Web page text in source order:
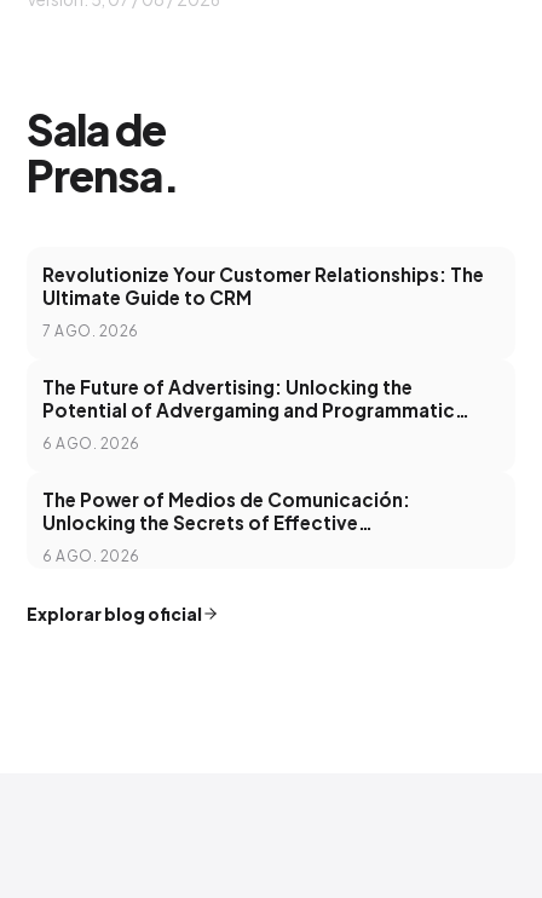
Sala de
Prensa.
Revolutionize Your Customer Relationships: The
Ultimate Guide to CRM
7 AGO. 2026
The Future of Advertising: Unlocking the
Potential of Advergaming and Programmatic
Advertising
6 AGO. 2026
The Power of Medios de Comunicación:
Unlocking the Secrets of Effective
Communication in the Digital Age
6 AGO. 2026
Explorar blog oficial